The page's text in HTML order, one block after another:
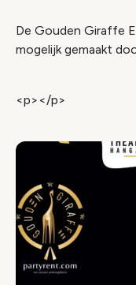
De Gouden Giraffe
mogelijk gemaakt
<p></p>